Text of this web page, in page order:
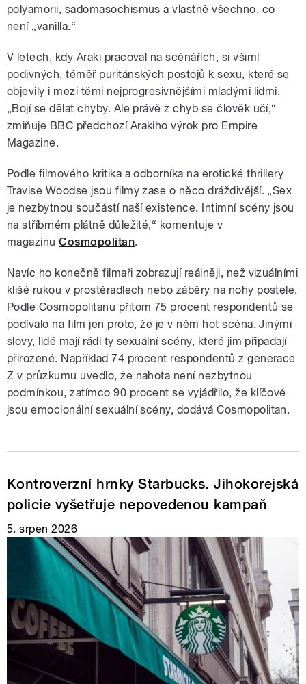
polyamorii, sadomasochismus a vlastně všechno, co
není „vanilla.“
V letech, kdy Araki pracoval na scénářích, si všiml
podivných, téměř puritánských postojů k sexu, které se
objevily i mezi těmi nejprogresivnějšími mladými lidmi.
„Bojí se dělat chyby. Ale právě z chyb se člověk učí,“
zmiňuje BBC předchozí Arakiho výrok pro Empire
Magazine.
Podle filmového kritika a odborníka na erotické thrillery
Travise Woodse jsou filmy zase o něco dráždivější. „Sex
je nezbytnou součástí naší existence. Intimní scény jsou
na stříbrném plátně důležité,“ komentuje v
magazínu Cosmopolitan.
Navíc ho konečně filmaři zobrazují reálněji, než vizuálními
klišé rukou v prostěradlech nebo záběry na nohy postele.
Podle Cosmopolitanu přitom 75 procent respondentů se
podívalo na film jen proto, že je v něm hot scéna. Jinými
slovy, lidé mají rádi ty sexuální scény, které jim připadají
přirozené. Například 74 procent respondentů z generace
Z v průzkumu uvedlo, že nahota není nezbytnou
podmínkou, zatímco 90 procent se vyjádřilo, že klíčové
jsou emocionální sexuální scény, dodává Cosmopolitan.
Kontroverzní hrnky Starbucks. Jihokorejská
policie vyšetřuje nepovedenou kampaň
5. srpen 2026